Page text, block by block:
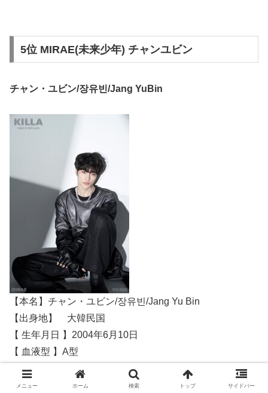
5位 MIRAE(未来少年) チャンユビン
チャン・ユビン/장유빈/Jang YuBin
【本名】チャン・ユビン/장유빈/Jang Yu Bin
【出身地】 大韓民国
【 生年月日 】2004年6月10日
【 血液型 】A型
【 サイズ 】 175cm 体重56kg
【MBTI】ESFP
メニュー ホーム 検索 トップ サイドバー